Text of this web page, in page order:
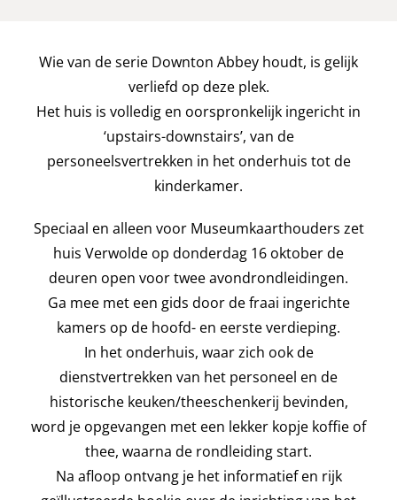
Wie van de serie Downton Abbey houdt, is gelijk
verliefd op deze plek.
Het huis is volledig en oorspronkelijk ingericht in
‘upstairs-downstairs’, van de
personeelsvertrekken in het onderhuis tot de
kinderkamer.
Speciaal en alleen voor Museumkaarthouders zet
huis Verwolde op donderdag 16 oktober de
deuren open voor twee avondrondleidingen.
Ga mee met een gids door de fraai ingerichte
kamers op de hoofd- en eerste verdieping.
In het onderhuis, waar zich ook de
dienstvertrekken van het personeel en de
historische keuken/theeschenkerij bevinden,
word je opgevangen met een lekker kopje koffie of
thee, waarna de rondleiding start.
Na afloop ontvang je hetinformatief en rijk